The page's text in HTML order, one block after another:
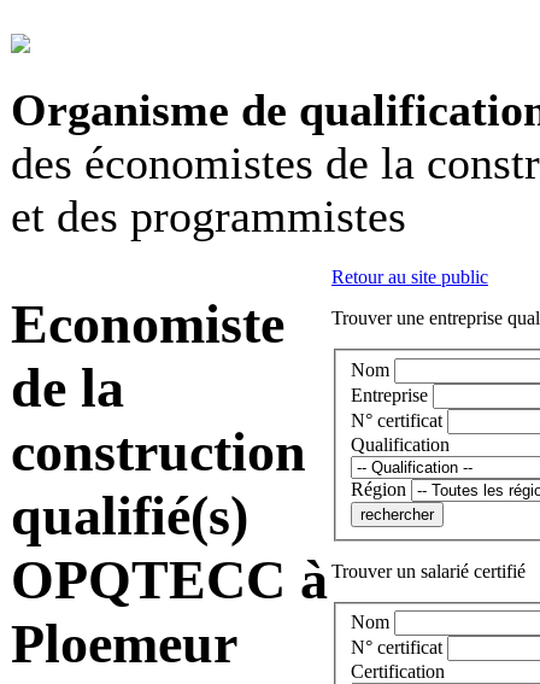
Organisme de
des économistes de la
et des programmistes
Economiste
de la
construction
qualifié(s)
OPQTECC à
Ploemeur
Retour au site public
Trouver une entreprise
Nom
Entreprise
N° certificat
Qualification
Région
Trouver un salarié certifié
Nom
N° certificat
Certification